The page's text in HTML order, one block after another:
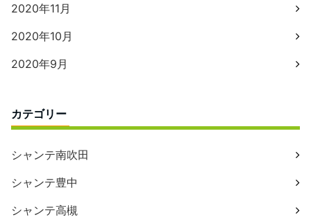
2020年11月
2020年10月
2020年9月
カテゴリー
シャンテ南吹田
シャンテ豊中
シャンテ高槻